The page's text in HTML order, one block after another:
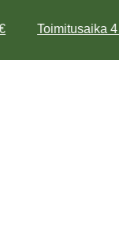
Toimitusaika 4